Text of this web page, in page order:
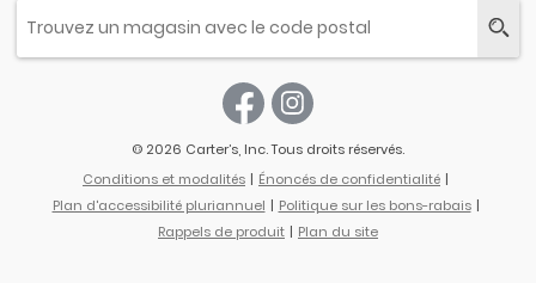
© 2026 Carter’s, Inc. Tous droits réservés.
Conditions et modalités
Énoncés de confidentialité
Plan d'accessibilité pluriannuel
Politique sur les bons-rabais
Rappels de produit
Plan du site